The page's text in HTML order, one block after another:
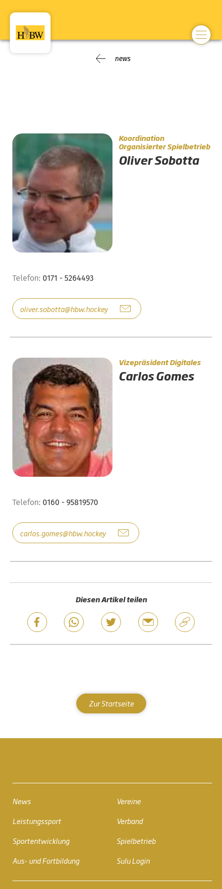
news
Koordination
Organisierter Spielbetrieb
Oliver Sobotta
Telefon: 0171 - 5264493
oliver.sobotta@hbw.hockey
Vizepräsident Digitales
Carlos Gomes
Telefon: 0160 - 95819570
carlos.gomes@hbw.hockey
Diesen Artikel teilen
Zur Startseite
News
Leistungssport
Sportentwicklung
Aus- und Fortbildung
Vereine
Verband
Spielbetrieb
Sulu Login